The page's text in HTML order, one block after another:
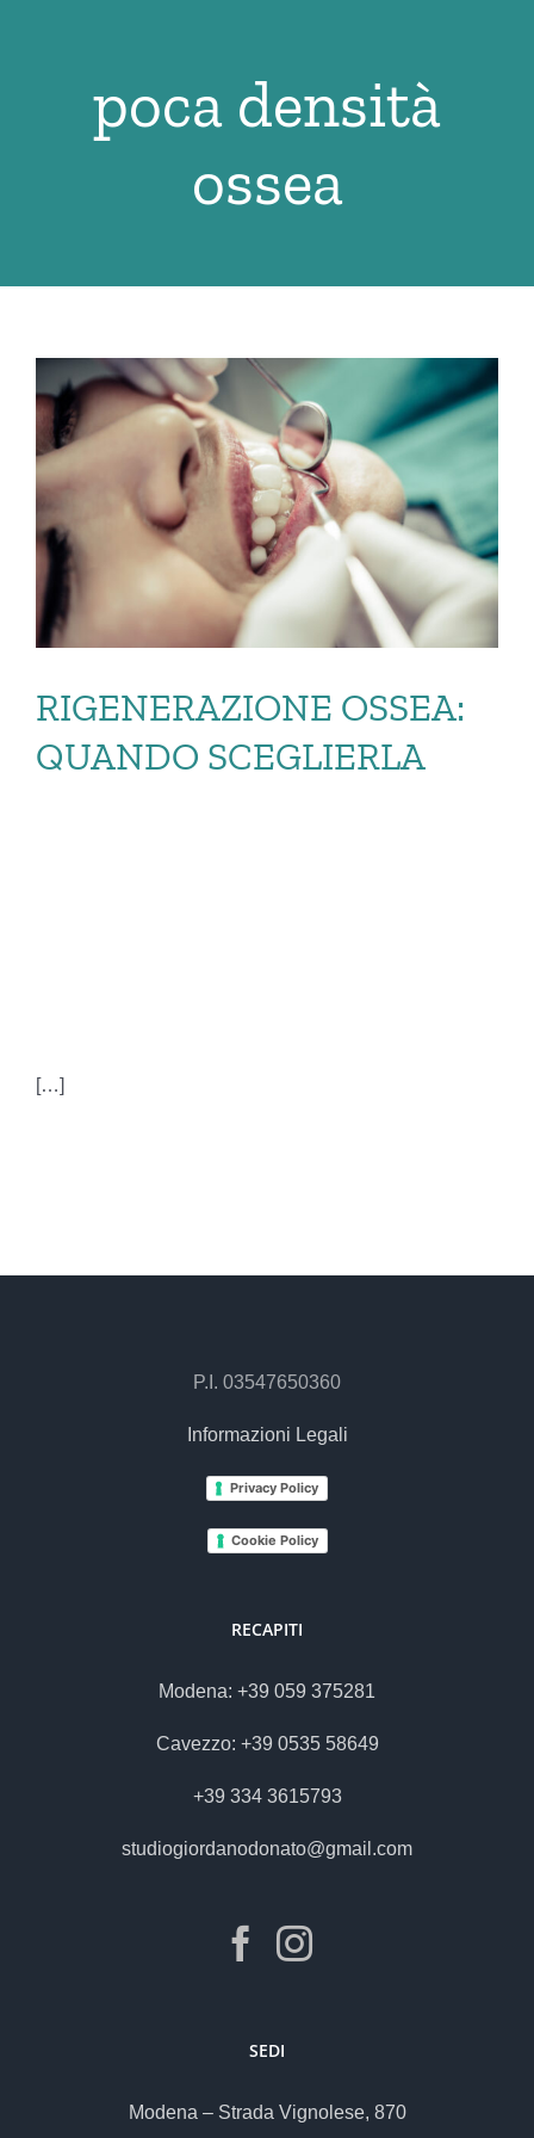
poca densità
ossea
RIGENERAZIONE OSSEA:
QUANDO SCEGLIERLA
[…]
P.I. 03547650360
Informazioni Legali
Privacy Policy
Cookie Policy
RECAPITI
Modena: +39 059 375281
Cavezzo: +39 0535 58649
+39 334 3615793
studiogiordanodonato@gmail.com
SEDI
Modena – Strada Vignolese, 870